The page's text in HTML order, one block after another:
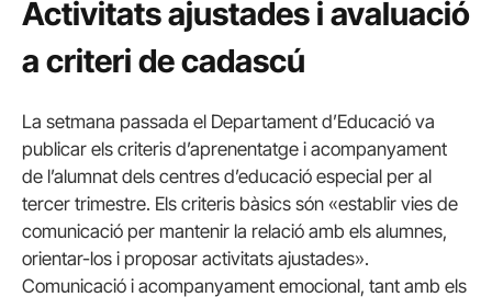
Activitats ajustades i avaluació
a criteri de cadascú
La setmana passada el Departament d’Educació va
publicar els criteris d’aprenentatge i acompanyament
de l’alumnat dels centres d’educació especial per al
tercer trimestre. Els criteris bàsics són «establir vies de
comunicació per mantenir la relació amb els alumnes,
orientar-los i proposar activitats ajustades».
Comunicació i acompanyament emocional, tant amb els